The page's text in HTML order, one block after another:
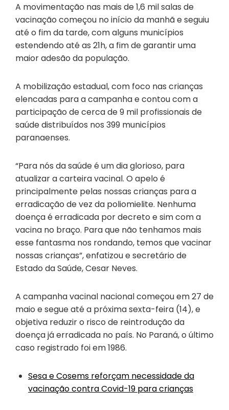
A movimentação nas mais de 1,6 mil salas de
vacinação começou no início da manhã e seguiu
até o fim da tarde, com alguns municípios
estendendo até as 21h, a fim de garantir uma
maior adesão da população.
A mobilização estadual, com foco nas crianças
elencadas para a campanha e contou com a
participação de cerca de 9 mil profissionais de
saúde distribuídos nos 399 municípios
paranaenses.
“Para nós da saúde é um dia glorioso, para
atualizar a carteira vacinal. O apelo é
principalmente pelas nossas crianças para a
erradicação de vez da poliomielite. Nenhuma
doença é erradicada por decreto e sim com a
vacina no braço. Para que não tenhamos mais
esse fantasma nos rondando, temos que vacinar
nossas crianças”, enfatizou e secretário de
Estado da Saúde, Cesar Neves.
A campanha vacinal nacional começou em 27 de
maio e segue até a próxima sexta-feira (14), e
objetiva reduzir o risco de reintrodução da
doença já erradicada no país. No Paraná, o último
caso registrado foi em 1986.
Sesa e Cosems reforçam necessidade da
vacinação contra Covid-19 para crianças